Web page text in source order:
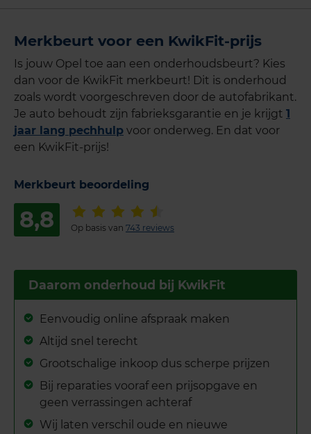
Merkbeurt voor een KwikFit-prijs
Is jouw Opel toe aan een onderhoudsbeurt? Kies
dan voor de KwikFit merkbeurt! Dit is onderhoud
zoals wordt voorgeschreven door de autofabrikant.
Je auto behoudt zijn fabrieksgarantie en je krijgt 1
jaar lang pechhulp voor onderweg. En dat voor
een KwikFit-prijs!
Merkbeurt beoordeling
8,8 Op basis van 743 reviews
Daarom onderhoud bij KwikFit
Eenvoudig online afspraak maken
Altijd snel terecht
Grootschalige inkoop dus scherpe prijzen
Bij reparaties vooraf een prijsopgave en
geen verrassingen achteraf
Wij laten verschil oude en nieuwe